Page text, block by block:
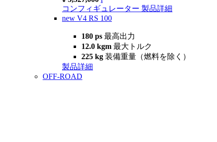
コンフィギュレーター 製品詳細
new V4 RS 100
180 ps 最高出力
12.0 kgm 最大トルク
225 kg 装備重量（燃料を除く）
製品詳細
OFF-ROAD